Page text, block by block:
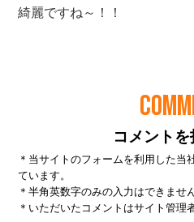
コメント
＊当サイトのフォームを利用した当
ています。
＊半角英数字のみの入力はできません
＊いただいたコメントはサイト管理